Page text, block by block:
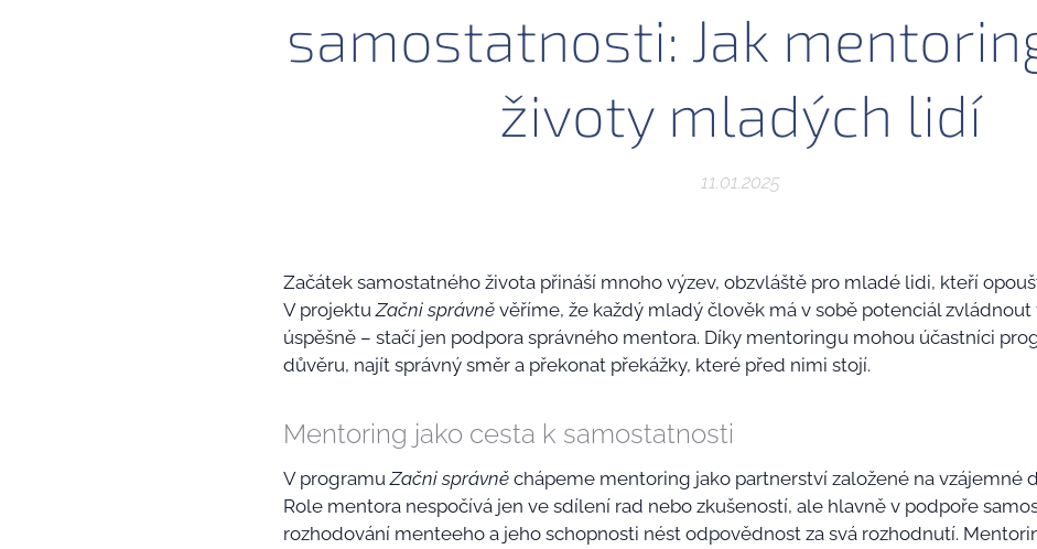
samostatnosti: Jak
životy mladých lidí
11.01.2025
Začátek samostatného života přináší mnoho výzev, obzvláště pro mladé lidi, kteří
V projektuZačni správně věříme, že každý mladý člověk má v sobě potenciál
úspěšně – stačí jen podpora správného mentora. Díky mentoringu mohou účastníci
důvěru, najít správný směr a překonat překážky, které před nimi stojí.
Mentoring jako cesta k samostatnosti
V programuZačni správně chápeme mentoring jako partnerství založené na vzájemné
Role mentora nespočívá jen ve sdílení rad nebo zkušeností, ale hlavně v podpoře
rozhodování menteeho a jeho schopnosti nést odpovědnost za svá rozhodnutí.